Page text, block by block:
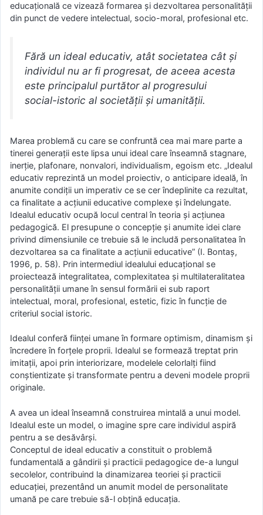
educațională ce vizează formarea și dezvoltarea personalității
din punct de vedere intelectual, socio-moral, profesional etc.
Fără un ideal educativ, atât societatea cât și
individul nu ar fi progresat, de aceea acesta
este principalul purtător al progresului
social-istoric al societății și umanității.
Marea problemă cu care se confruntă cea mai mare parte a
tinerei generații este lipsa unui ideal care înseamnă stagnare,
inerție, plafonare, nonvalori, individualism, egoism etc. „Idealul
educativ reprezintă un model proiectiv, o anticipare ideală, în
anumite condiții un imperativ ce se cer îndeplinite ca rezultat,
ca finalitate a acțiunii educative complexe și îndelungate.
Idealul educativ ocupă locul central în teoria și acțiunea
pedagogică. El presupune o concepție și anumite idei clare
privind dimensiunile ce trebuie să le includă personalitatea în
dezvoltarea sa ca finalitate a acțiunii educative” (I. Bontaș,
1996, p. 58). Prin intermediul idealului educațional se
proiectează integralitatea, complexitatea și multilateralitatea
personalității umane în sensul formării ei sub raport
intelectual, moral, profesional, estetic, fizic în funcție de
criteriul social istoric.
Idealul conferă ființei umane în formare optimism, dinamism și
încredere în forțele proprii. Idealul se formează treptat prin
imitații, apoi prin interiorizare, modelele celorlalți fiind
conștientizate și transformate pentru a deveni modele proprii
originale.
A avea un ideal înseamnă construirea mintală a unui model.
Idealul este un model, o imagine spre care individul aspiră
pentru a se desăvârși.
Conceptul de ideal educativ a constituit o problemă
fundamentală a gândirii și practicii pedagogice de-a lungul
secolelor, contribuind la dinamizarea teoriei și practicii
educației, prezentând un anumit model de personalitate
umană pe care trebuie să-l obțină educația.